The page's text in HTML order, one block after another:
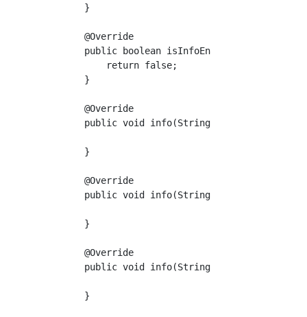
    }
    @Override
    public boolean isInfoEnabled() {
        return false;
    }
    @Override
    public void info(String s) {
    }
    @Override
    public void info(String s, Object o) {
    }
    @Override
public void info(String s, Object o,
    }